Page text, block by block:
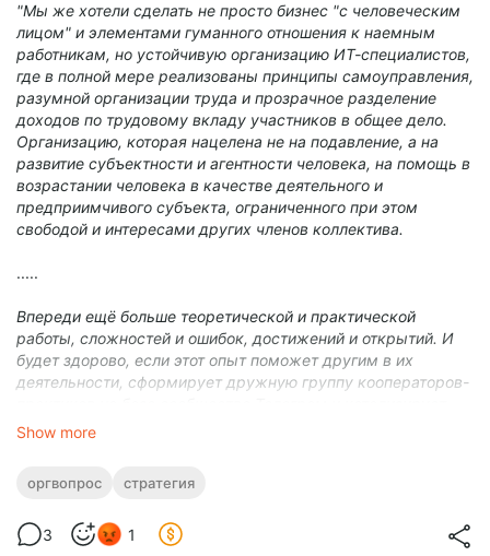
"Мы же хотели сделать не просто бизнес "с человеческим
лицом" и элементами гуманного отношения к наемным
работникам, но устойчивую организацию ИТ-специалистов,
где в полной мере реализованы принципы самоуправления,
разумной организации труда и прозрачное разделение
доходов по трудовому вкладу участников в общее дело.
Организацию, которая нацелена не на подавление, а на
развитие субъектности и агентности человека, на помощь в
возрастании человека в качестве деятельного и
предприимчивого субъекта, ограниченного при этом
свободой и интересами других членов коллектива.
.....
Впереди ещё больше теоретической и практической
работы, сложностей и ошибок, достижений и открытий. И
будет здорово, если этот опыт поможет другим в их
деятельности, сформирует дружную группу кооператоров-
теорию и практику других товарищей.
кооперации. Измерению готовности людей не просто
бесплатные конференции и вести бесконечные споры в
Show more
оргвопрос стратегия
3 1